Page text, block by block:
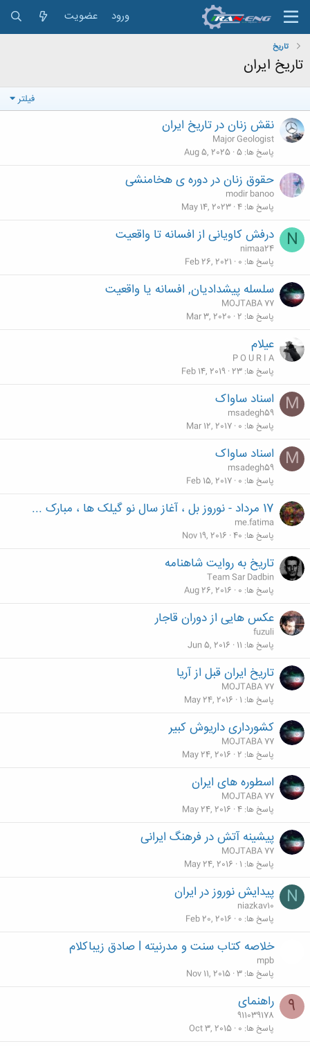
ورود عضویت
تاریخ
تاریخ ایران
فیلتر
نقش زنان در تاریخ ایران
Major Geologist
پاسخ ها 5
Aug 5, 2025
حقوق زنان در دوره ی هخامنشی
modir banoo
پاسخ ها 4
May 14, 2023
N درفش کاویانی از افسانه تا واقعیت
nimaa24
پاسخ ها 0
Feb 26, 2021
سلسله پيشداديان, افسانه يا واقعيت
MOJTABA 77
پاسخ ها 2
Mar 3, 2020
عيلام
P O U R I A
پاسخ ها 23
Feb 14, 2019
M اسناد ساواک
msadegh59
پاسخ ها 0
Mar 12, 2017
M اسناد ساواک
msadegh59
پاسخ ها 0
Feb 15, 2017
17 مرداد - نوروز بل ، آغاز سال نو گیلک ها ، مبارک ...
me.fatima
پاسخ ها 40
Nov 19, 2016
تاریخ به روایت شاهنامه
Team Sar Dadbin
پاسخ ها 0
Aug 26, 2016
عکس هایی از دوران قاجار
fuzuli
پاسخ ها 11
Jun 5, 2016
تاریخ ایران قبل از آریا
MOJTABA 77
پاسخ ها 1
May 24, 2016
کشورداری داریوش کبیر
MOJTABA 77
پاسخ ها 2
May 24, 2016
اسطوره های ایران
MOJTABA 77
پاسخ ها 4
May 24, 2016
پیشینه آتش در فرهنگ ایرانی
MOJTABA 77
پاسخ ها 1
May 24, 2016
N پیدایش نوروز در ایران
niazkav10
پاسخ ها 0
Feb 20, 2016
خلاصه کتاب سنت و مدرنیته l صادق زيباكلام
mpb
پاسخ ها 3
Nov 11, 2015
9 راهنمای
911039178
پاسخ ها 0
Oct 3, 2015